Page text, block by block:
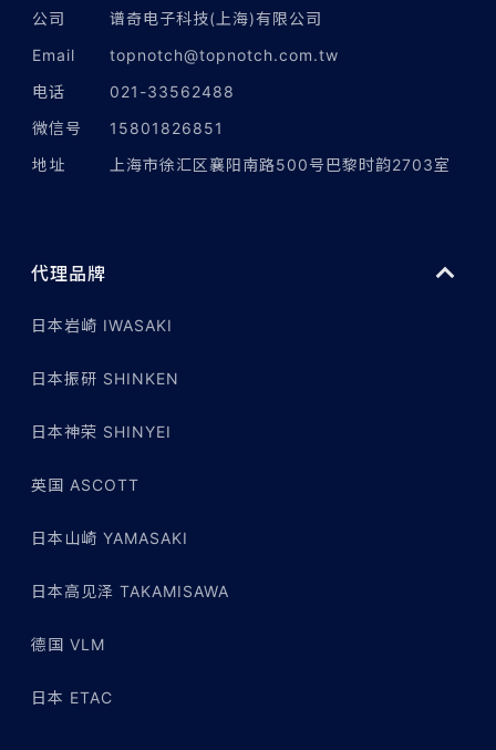
公司
谱奇电子科技(上海)有限公司
Email
topnotch@topnotch.com.tw
电话
021-33562488
微信号
15801826851
地址
上海市徐汇区襄阳南路500号巴黎时韵2703室
代理品牌
日本岩崎 IWASAKI
日本振研 SHINKEN
日本神荣 SHINYEI
英国 ASCOTT
日本山崎 YAMASAKI
日本高见泽 TAKAMISAWA
德国 VLM
日本 ETAC